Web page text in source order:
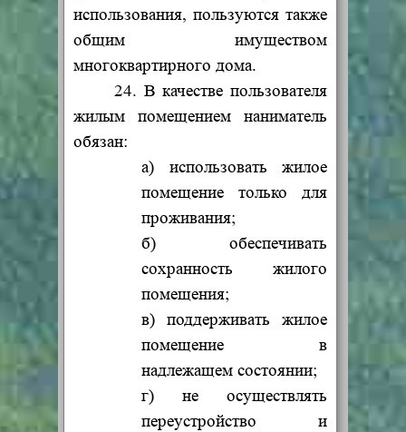
использования, пользуются также
общим имуществом
многоквартирного дома.
24. В качестве пользователя
жилым помещением наниматель
обязан:
а) использовать жилое
помещение только для
проживания;
б) обеспечивать
сохранность жилого
помещения;
в) поддерживать жилое
помещение в
надлежащем состоянии;
г) не осуществлять
переустройство и